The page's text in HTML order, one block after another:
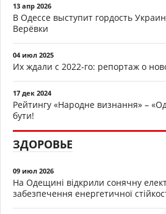
13 апр 2026
В Одессе выступит гордость
Верёвки
04 июл 2025
Их ждали с 2022-го: репортаж о
17 дек 2024
Рейтингу «Народне визнання» –
бути!
ЗДОРОВЬЕ
09 июл 2026
На Одещині відкрили сонячну
забезпечення енергетичної